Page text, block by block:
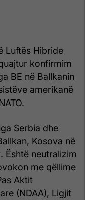
Luftës Hibride
konfirmim
BE në Ballkanin
amerikanë
Serbia dhe
Kosova në
Është neutralizim
me qëllime
Aktit
(NDAA), Ligjit